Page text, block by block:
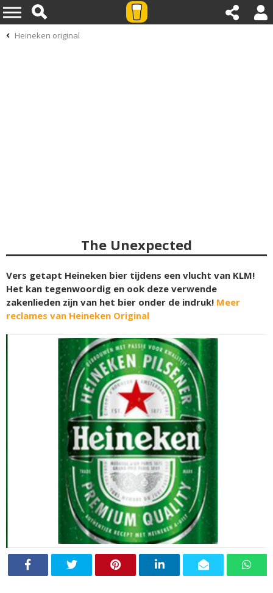
Heineken original
The Unexpected
Vers getapt Heineken bier tijdens een vlucht van KLM!
Het kan tegenwoordig en ook deze verwende
zakenlieden zijn van het bier onder de indruk! Meer
reclames van Heineken Original